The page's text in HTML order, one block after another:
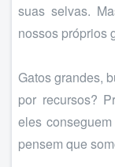
suas selvas.
nossos próprios
Gatos grandes,
por recursos?
eles
pensem que